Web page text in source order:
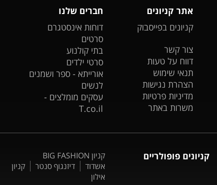
אתר קניונים
קניונים בפייסבוק
צור קשר
דווח על טעות
תנאי שימוש
הצהרת נגישות
מדיניות פרטיות
משרות באתר
חברים שלנו
דוחות אינסטגרם
סרטים
בתי קולנוע
סרטי ילדים
אורייתא - ספר ושמנים
לנשים
עסקים מומלצים -
T.co.il
קניונים פופולריים
קניון BIG FASHION
אשדוד
דיזנגוף סנטר
קניון
אילון